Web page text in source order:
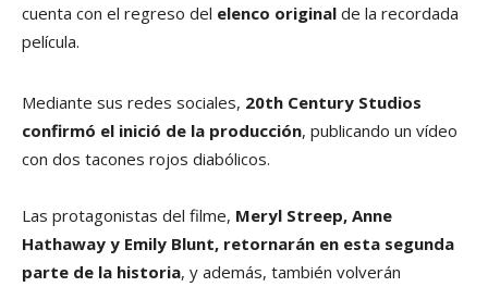
cuenta con el regreso del elenco original de la recordada
película.
Mediante sus redes sociales, 20th Century Studios
confirmó el inició de la producción, publicando un vídeo
con dos tacones rojos diabólicos.
Las protagonistas del filme, Meryl Streep, Anne
Hathaway y Emily Blunt, retornarán en esta segunda
parte de la historia, y además, también volverán